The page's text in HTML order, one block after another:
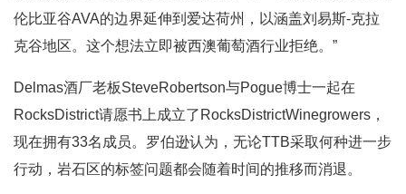
伦比亚谷AVA的边界延伸到爱达荷州，以涵盖刘易斯-克拉
克谷地区。这个想法立即被西澳葡萄酒行业拒绝。”
Delmas酒厂老板SteveRobertson与Pogue博士一起在
RocksDistrict请愿书上成立了RocksDistrictWinegrowers，
现在拥有33名成员。罗伯逊认为，无论TTB采取何种进一步
行动，岩石区的标签问题都会随着时间的推移而消退。